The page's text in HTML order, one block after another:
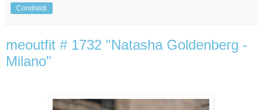
Condividi
meoutfit # 1732 "Natasha Goldenberg -
Milano"